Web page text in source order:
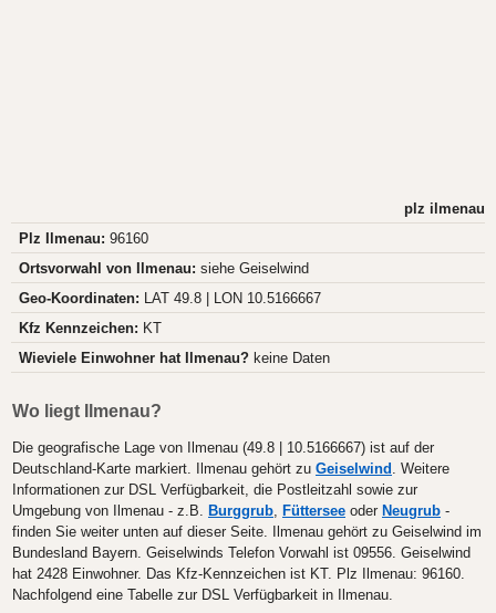
plz ilmenau
Plz Ilmenau: 96160
Ortsvorwahl von Ilmenau: siehe Geiselwind
Geo-Koordinaten: LAT 49.8 | LON 10.5166667
Kfz Kennzeichen: KT
Wieviele Einwohner hat Ilmenau? keine Daten
Wo liegt Ilmenau?
Die geografische Lage von Ilmenau (49.8 | 10.5166667) ist auf der
Deutschland-Karte markiert. Ilmenau gehört zu Geiselwind . Weitere
Informationen zur DSL Verfügbarkeit, die Postleitzahl sowie zur
Umgebung von Ilmenau - z.B. Burggrub, Füttersee oder Neugrub -
finden Sie weiter unten auf dieser Seite. Ilmenau gehört zu Geiselwind im
Bundesland Bayern. Geiselwinds Telefon Vorwahl ist 09556. Geiselwind
hat 2428 Einwohner. Das Kfz-Kennzeichen ist KT. Plz Ilmenau: 96160.
Nachfolgend eine Tabelle zur DSL Verfügbarkeit in Ilmenau.